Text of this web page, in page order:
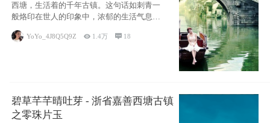
西塘，生活着的千年古镇。这句话如刺青一
般烙印在世人的印象中，浓郁的生活气息，
小桥流水
YoYo_4J8Q5Q9Z  1.4万  18
碧草芊芊晴吐芽 - 浙省嘉善西塘古镇
之零珠片玉